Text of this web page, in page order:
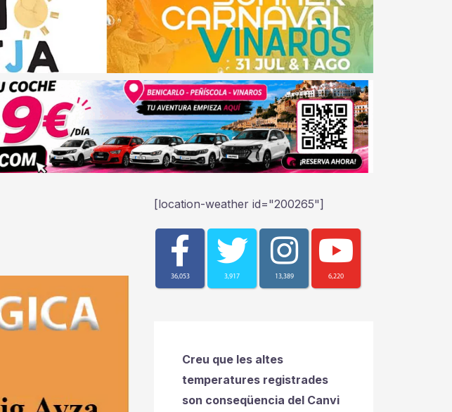
[location-weather id="200265"]
36,053 3,917 13,389 6,220
Creu que les altes
temperatures registrades
son conseqüencia del Canvi